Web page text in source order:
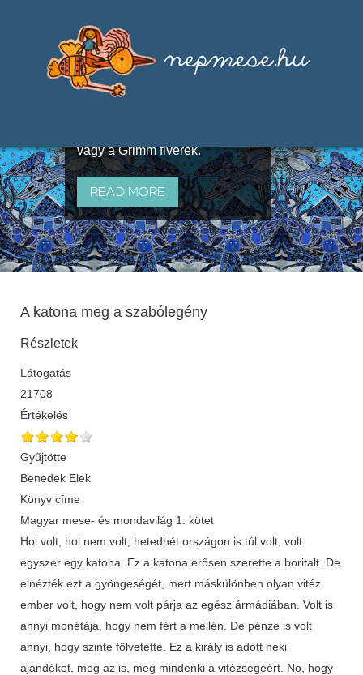
útján terjedő elbeszélésekből,
melyeket olyan ismert gyűjtők
állítottak össze, mint Benedek
vagy a Grimm fivérek.
READ MORE
A katona meg a szabólegény
Részletek
Látogatás
21708
Értékelés
Gyűjtötte
Benedek Elek
Könyv címe
Magyar mese- és mondavilág 1. kötet
Hol volt, hol nem volt, hetedhét országon is túl volt, volt
egyszer egy katona. Ez a katona erősen szerette a boritalt. De
elnézték ezt a gyöngeségét, mert máskülönben olyan vitéz
ember volt, hogy nem volt párja az egész ármádiában. Volt is
annyi monétája, hogy nem fért a mellén. De pénze is volt
annyi, hogy szinte fölvetette. Ez a király is adott neki
ajándékot, meg az is, meg mindenki a vitézségéért. No, hogy